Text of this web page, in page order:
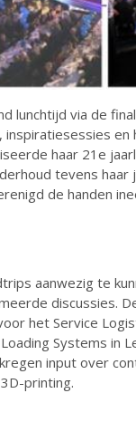
lunchtijd via de
haar 21e
tevens haar
de handen
aanwezig te
discussies.
het Service
Systems in
input over
printing.